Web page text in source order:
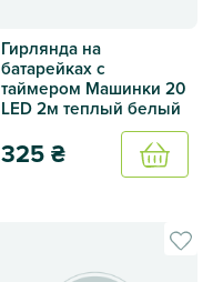
Гирлянда на
батарейках с
таймером Машинки 20
LED 2м теплый белый
325₴
Купить